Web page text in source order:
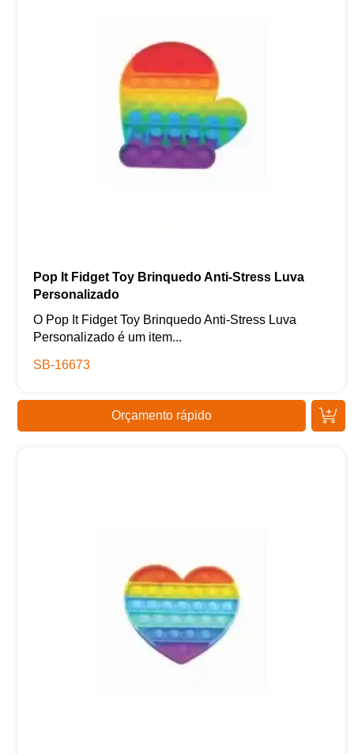
Pop It Fidget Toy Brinquedo Anti-Stress Luva
Personalizado
O Pop It Fidget Toy Brinquedo Anti-Stress Luva
Personalizado é um item...
SB-16673
Orçamento rápido